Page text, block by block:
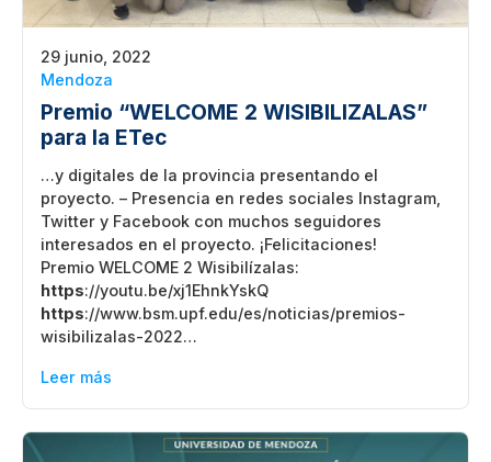
29 junio, 2022
Mendoza
Premio “WELCOME 2 WISIBILIZALAS”
para la ETec
…y digitales de la provincia presentando el
proyecto. – Presencia en redes sociales Instagram,
Twitter y Facebook con muchos seguidores
interesados en el proyecto. ¡Felicitaciones!
Premio WELCOME 2 Wisibilízalas:
https://youtu.be/xj1EhnkYskQ
https://www.bsm.upf.edu/es/noticias/premios-
wisibilizalas-2022…
Leer más